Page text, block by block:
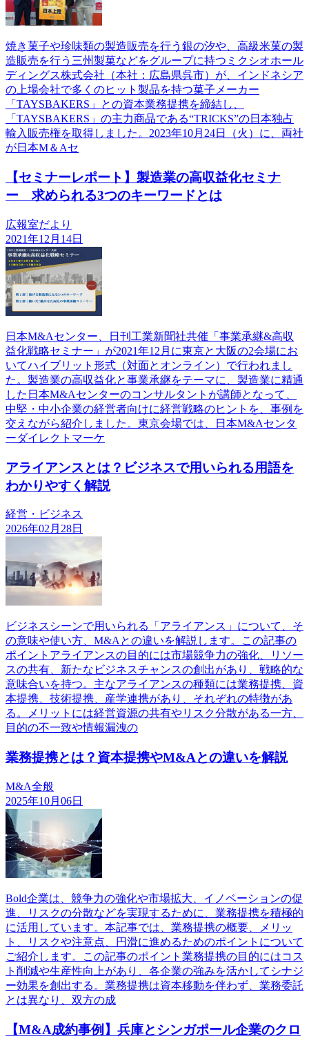
焼き菓子や珍味類の製造販売を行う銀の汐や、高級米菓の製
造販売を行う三州製菓などをグループに持つミクシオホール
ディングス株式会社（本社：広島県呉市）が、インドネシア
の上場会社で多くのヒット製品を持つ菓子メーカー
「TAYSBAKERS」との資本業務提携を締結し、
「TAYSBAKERS」の主力商品である“TRICKS”の日本独占
輸入販売権を取得しました。2023年10月24日（火）に、両社
が日本M＆Aセ
【セミナーレポート】製造業の高収益化セミナ
ー 求められる3つのキーワードとは
広報室だより
2021年12月14日
日本M&Aセンター、日刊工業新聞社共催「事業承継&高収
益化戦略セミナー」が2021年12月に東京と大阪の2会場にお
いてハイブリット形式（対面とオンライン）で行われまし
た。製造業の高収益化と事業承継をテーマに、製造業に精通
した日本M&Aセンターのコンサルタントが講師となって、
中堅・中小企業の経営者向けに経営戦略のヒントを、事例を
交えながら紹介しました。東京会場では、日本M&Aセンタ
ーダイレクトマーケ
アライアンスとは？ビジネスで用いられる用語を
わかりやすく解説
経営・ビジネス
2026年02月28日
ビジネスシーンで用いられる「アライアンス」について、そ
の意味や使い方、M&Aとの違いを解説します。この記事の
ポイントアライアンスの目的には市場競争力の強化、リソー
スの共有、新たなビジネスチャンスの創出があり、戦略的な
意味合いを持つ。主なアライアンスの種類には業務提携、資
本提携、技術提携、産学連携があり、それぞれの特徴があ
る。メリットには経営資源の共有やリスク分散がある一方、
目的の不一致や情報漏洩の
業務提携とは？資本提携やM&Aとの違いを解説
M&A全般
2025年10月06日
Bold企業は、競争力の強化や市場拡大、イノベーションの促
進、リスクの分散などを実現するために、業務提携を積極的
に活用しています。本記事では、業務提携の概要、メリッ
ト、リスクや注意点、円滑に進めるためのポイントについて
ご紹介します。この記事のポイント業務提携の目的にはコス
ト削減や生産性向上があり、各企業の強みを活かしてシナジ
ー効果を創出する。業務提携は資本移動を伴わず、業務委託
とは異なり、双方の成
【M&A成約事例】兵庫とシンガポール企業のクロ